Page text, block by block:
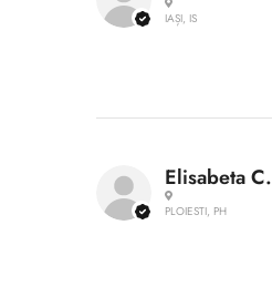
IAȘI, IS
Elisabeta C.
PLOIESTI, PH